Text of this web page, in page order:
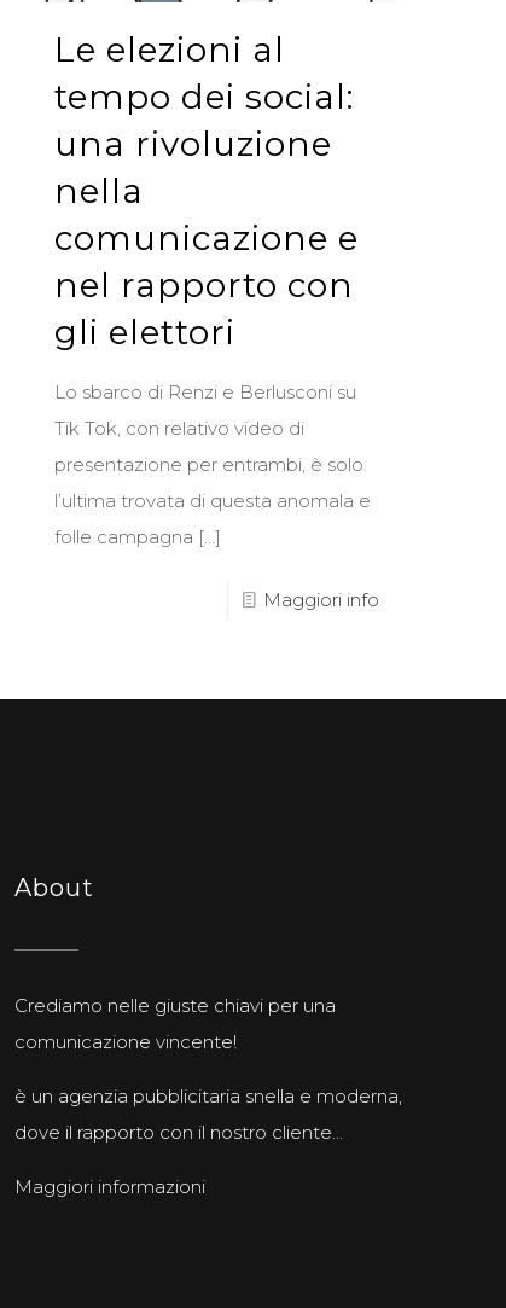
Le elezioni al
tempo dei social:
una rivoluzione
nella
comunicazione e
nel rapporto con
gli elettori
Lo sbarco di Renzi e Berlusconi su
Tik Tok, con relativo video di
presentazione per entrambi, è solo
l’ultima trovata di questa anomala e
folle campagna […]
Maggiori info
About
Crediamo nelle giuste chiavi per una
comunicazione vincente!
è un agenzia pubblicitaria snella e moderna,
dove il rapporto con il nostro cliente...
Maggiori informazioni